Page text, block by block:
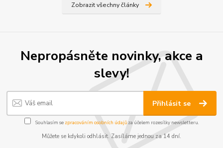
Zobrazit všechny články
Nepropásněte novinky, akce a
slevy!
Přihlásit se
Souhlasím se zpracováním osobních údajůza účelem rozesílky newsletteru.
Můžete se kdykoli odhlásit. Zasíláme jednou za 14 dní.